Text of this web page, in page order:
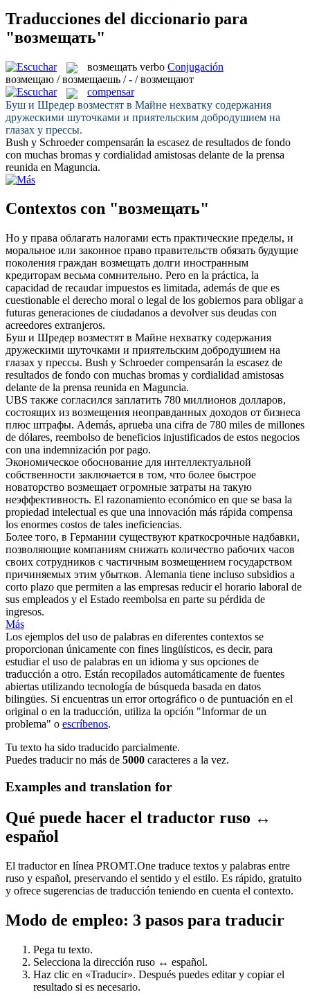
Traducciones del diccionario para
"возмещать"
возмещать verbo Conjugación
возмещаю / возмещаешь / - / возмещают
compensar
Буш и Шредер возместят в Майне нехватку содержания
дружескими шуточками и приятельским добродушием на
глазах у прессы.
Bush y Schroedercompensarán la escasez de resultados de fondo
con muchas bromas y cordialidad amistosas delante de la prensa
reunida en Maguncia.
Contextos con "возмещать"
Но у права облагать налогами есть практические пределы, и
моральное или законное право правительств обязать будущие
поколения граждан возмещать долги иностранным
кредиторам весьма сомнительно. Pero en la práctica, la
capacidad de recaudar impuestos es limitada, además de que es
cuestionable el derecho moral o legal de los gobiernos para obligar a
futuras generaciones de ciudadanos a devolversus deudas con
acreedores extranjeros.
Буш и Шредер возместят в Майне нехватку содержания
дружескими шуточками и приятельским добродушием на
глазах у прессы. Bush y Schroedercompensarán la escasez de
resultados de fondo con muchas bromas y cordialidad amistosas
delante de la prensa reunida en Maguncia.
UBS также согласился заплатить 780 миллионов долларов,
состоящих из возмещения неоправданных доходов от бизнеса
плюс штрафы. Además, aprueba una cifra de 780 miles de millones
de dólares, reembolso de beneficios injustificados de estos negocios
con una indemnización por pago.
Экономическое обоснование для интеллектуальной
собственности заключается в том, что более быстрое
новаторство возмещает огромные затраты на такую
неэффективность. El razonamiento económico en que se basa la
propiedad intelectual es que una innovación más rápida compensa
los enormes costos de tales ineficiencias.
Более того, в Германии существуют краткосрочные надбавки,
позволяющие компаниям снижать количество рабочих часов
своих сотрудников с частичным возмещением государством
причиняемых этим убытков. Alemania tiene incluso subsidios a
corto plazo que permiten a las empresas reducir el horario laboral de
sus empleados y el Estado reembolsa en parte su pérdida de
ingresos.
Más
Los ejemplos del uso de palabras en diferentes contextos se
proporcionan únicamente con fines lingüísticos, es decir, para
estudiar el uso de palabras en un idioma y sus opciones de
traducción a otro. Están recopilados automáticamente de fuentes
abiertas utilizando tecnología de búsqueda basada en datos
bilingües. Si encuentras un error ortográfico o de puntuación en el
original o en la traducción, utiliza la opción "Informar de un
problema" o escríbenos.
Tu texto ha sido traducido parcialmente.
Puedes traducir no más de 5000 caracteres a la vez.
Examples and translation for
Qué puede hacer el traductor ruso ↔
español
El traductor en línea PROMT.One traduce textos y palabras entre
ruso y español, preservando el sentido y el estilo. Es rápido, gratuito
y ofrece sugerencias de traducción teniendo en cuenta el contexto.
Modo de empleo: 3 pasos para traducir
Pega tu texto.
Selecciona la dirección ruso ↔ español.
Haz clic en «Traducir». Después puedes editar y copiar el
resultado si es necesario.